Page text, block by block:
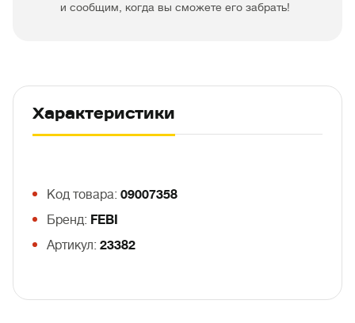
и сообщим, когда вы сможете его забрать!
Характеристики
Код товара: 09007358
Бренд: FEBI
Артикул: 23382